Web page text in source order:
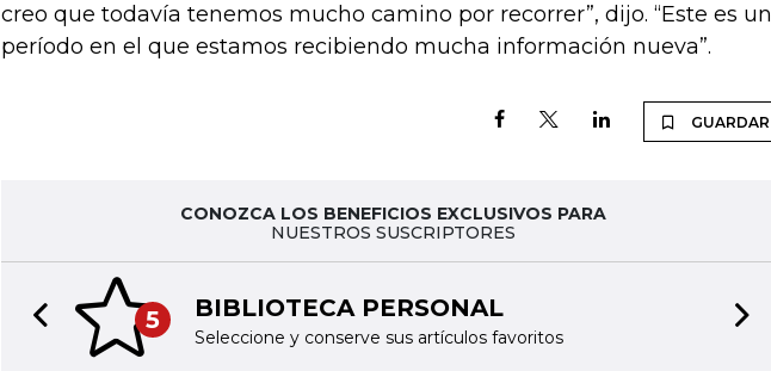
creo que todavía tenemos mucho camino por recorrer”, dijo. “Este es un
período en el que estamos recibiendo mucha información nueva”.
GUARDAR
CONOZCA LOS BENEFICIOS EXCLUSIVOS PARA
NUESTROS SUSCRIPTORES
5 BIBLIOTECA PERSONAL
Seleccione y conserve sus artículos favoritos
Previous slide